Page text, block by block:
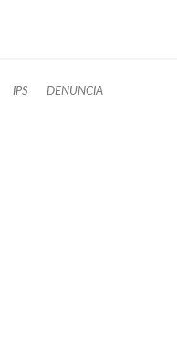
IPS DENUNCIA